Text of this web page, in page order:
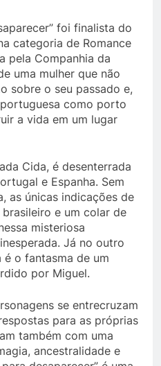
foi finalista do
categoria de Romance
pela Companhia da
uma mulher que não
sobre o seu passado e,
como porto
a vida em um lugar
Cida, é desenterrada
e Espanha. Sem
as únicas indicações de
e um colar de
misteriosa
Já no outro
o fantasma de um
por Miguel.
se entrecruzam
para as próprias
também com uma
ancestralidade e